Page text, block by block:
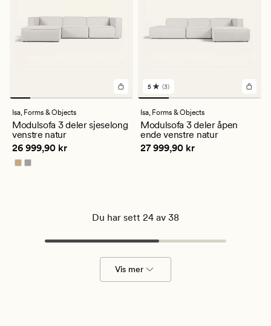
Isa, Forms & Objects
Modulsofa 3 deler sjeselong
venstre natur
Pris 26 999,90 kr
26 999,90 kr
3
anmeldelser
med
en
gjennomsnittlig
vurdering
på
5 (3)
Isa, Forms & Objects
Modulsofa 3 deler åpen
ende venstre natur
Pris 27 999,90 kr
27 999,90 kr
Du har sett 24 av 38
Vis mer